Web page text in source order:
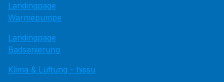
Landingpage
Wärmepumpe
Landingpage
Badsanierung
Klima & Lüftung - hissu